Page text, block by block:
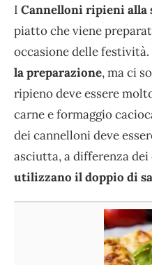
I Cannelloni ripieni alla
piatto che viene
occasione delle festività.
la preparazione, ma ci
ripieno deve essere
carne e formaggio
dei cannelloni deve
asciutta, a differenza
utilizzano il doppio di